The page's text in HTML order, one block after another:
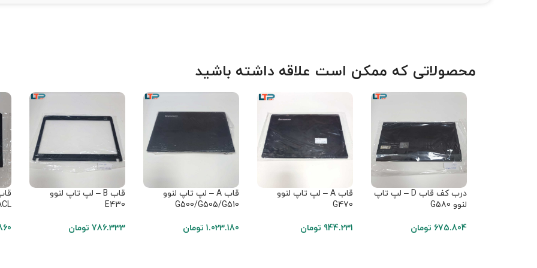
محصولاتی که ممکن است علاقه داشته باشید
درب کف قاب D – لپ تاپ
لنوو G580
675.804 تومان
قاب A – لپ تاپ لنوو
G470
944.231 تومان
قاب A – لپ تاپ لنوو
G500/G505/G510
1.023.180 تومان
قاب B – لپ تاپ لنوو
E430
786.333 تومان